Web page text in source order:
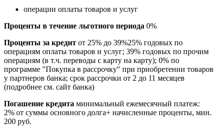
операции оплаты товаров и услуг
Проценты в течение льготного периода 0%
Проценты за кредит от 25% до 39%25% годовых по
операциям оплаты товаров и услуг; 39% годовых по прочим
операциям (в т.ч. переводы с карту на карту); 0% по
программе "Покупка в рассрочку" при приобретении товаров
у партнеров банка; срок рассрочки от 2 до 11 месяцев
(подробнее см. сайт банка)
Погашение кредита минимальный ежемесячный платеж:
2% от суммы основного долга+ начисленные проценты, мин.
200 руб.